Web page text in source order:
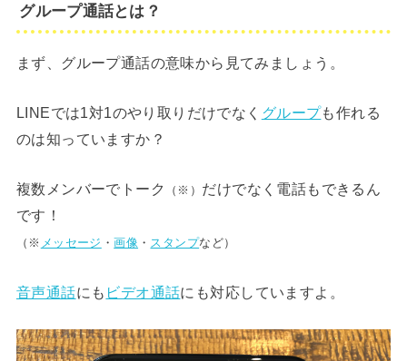
グループ通話とは？
まず、グループ通話の意味から見てみましょう。
LINEでは1対1のやり取りだけでなく グループも作れる
のは知っていますか？
複数メンバーでトーク （※） だけでなく電話もできるん
です！
（※ メッセージ ・画像 ・ スタンプなど）
音声通話にも ビデオ通話にも対応していますよ。